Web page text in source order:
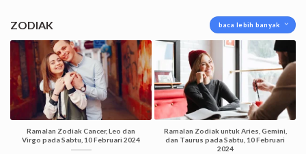
ZODIAK baca lebih banyak
Ramalan Zodiak Cancer, Leo dan
Virgo pada Sabtu, 10 Februari 2024
Ramalan Zodiak untuk Aries, Gemini,
dan Taurus pada Sabtu, 10 Februari
2024